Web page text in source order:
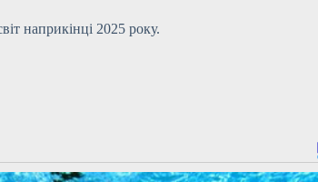
наприкінці 2025 року.